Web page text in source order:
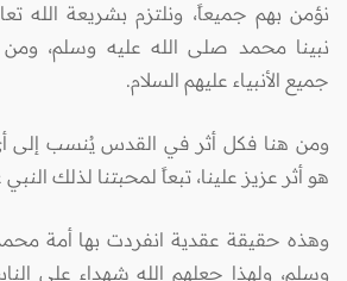
نؤمن بهم جميعاً، ونلتزم بشريعة الله
نبينا محمد صلى الله عليه وسلم، ومن
جميع الأنبياء عليهم السلام.
ومن هنا فكل أثر في القدس يُنسب إلى أي
هو أثر عزيز علينا، تبعاً لمحبتنا لذلك النبي
وهذه حقيقة عقدية انفردت بها أمة
وسلم، ولهذا جعلهم الله شهداء على